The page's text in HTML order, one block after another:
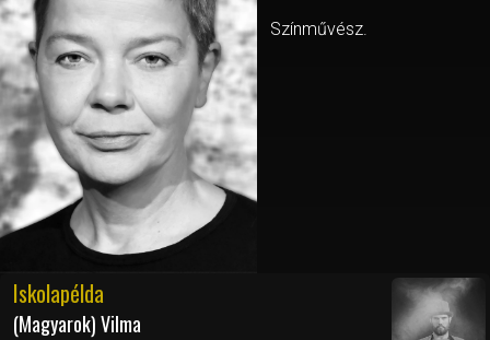
Színművész.
Iskolapélda
(Magyarok) Vilma